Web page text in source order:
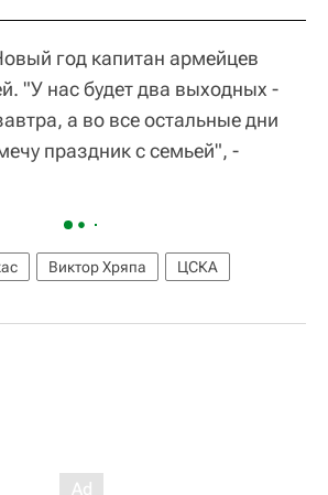
год капитан армейцев
"У нас будет два выходных -
а во все остальные дни
праздник с семьей", -
Виктор Хряпа
ЦСКА